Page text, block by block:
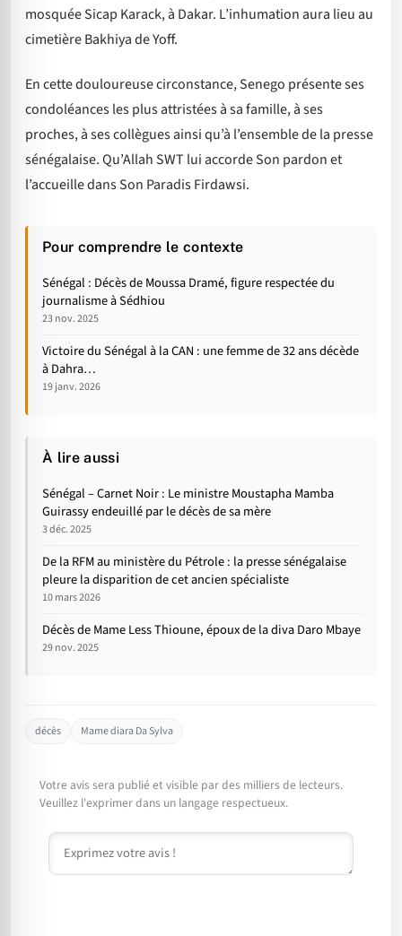
mosquée Sicap Karack, à Dakar. L’inhumation aura lieu au
cimetière Bakhiya de Yoff.
En cette douloureuse circonstance, Senego présente ses
condoléances les plus attristées à sa famille, à ses
proches, à ses collègues ainsi qu’à l’ensemble de la presse
sénégalaise. Qu’Allah SWT lui accorde Son pardon et
l’accueille dans Son Paradis Firdawsi.
Pour comprendre le contexte
Sénégal : Décès de Moussa Dramé, figure respectée du
journalisme à Sédhiou
23 nov. 2025
Victoire du Sénégal à la CAN : une femme de 32 ans décède
à Dahra…
19 janv. 2026
À lire aussi
Sénégal – Carnet Noir : Le ministre Moustapha Mamba
Guirassy endeuillé par le décès de sa mère
3 déc. 2025
De la RFM au ministère du Pétrole : la presse sénégalaise
pleure la disparition de cet ancien spécialiste
10 mars 2026
Décès de Mame Less Thioune, époux de la diva Daro Mbaye
29 nov. 2025
décès Mame diara Da Sylva
Votre avis sera publié et visible par des milliers de lecteurs.
Veuillez l'exprimer dans un langage respectueux.
Commentaire